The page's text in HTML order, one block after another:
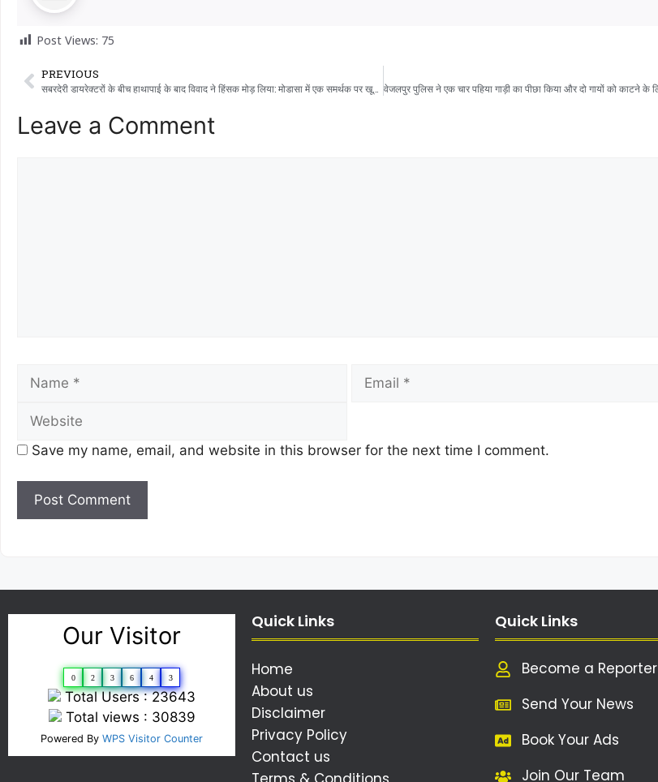
Post Views: 75
PREVIOUS
सबरदेरी डायरेक्टरों के बीच हाथापाई के बाद विवाद ने हिंसक मोड़ लिया: मोडासा में एक समर्थक पर खूनी हमला, कानून व्यवस्था पर सवाल!!
Leave a Comment
Save my name, email, and website in this browser for the next time I comment.
Our Visitor
0 2 3 6 4 3
Total Users : 23643
Total views : 30839
Powered By WPS Visitor Counter
Quick Links
Home
About us
Disclaimer
Privacy Policy
Contact us
Quick Links
Become a Reporter
Send Your News
Book Your Ads
Join Our Team